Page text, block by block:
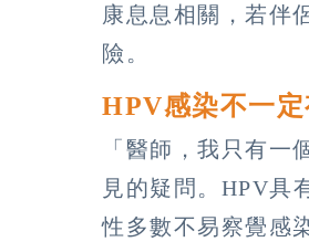
康息息相關，若伴
險。
HPV感染不一
「醫師，我只有
見的疑問。HPV具
性多數不易察覺感